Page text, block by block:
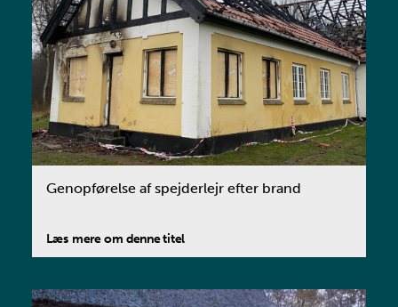
Genopførelse af spejderlejr efter brand
Læs mere om denne titel